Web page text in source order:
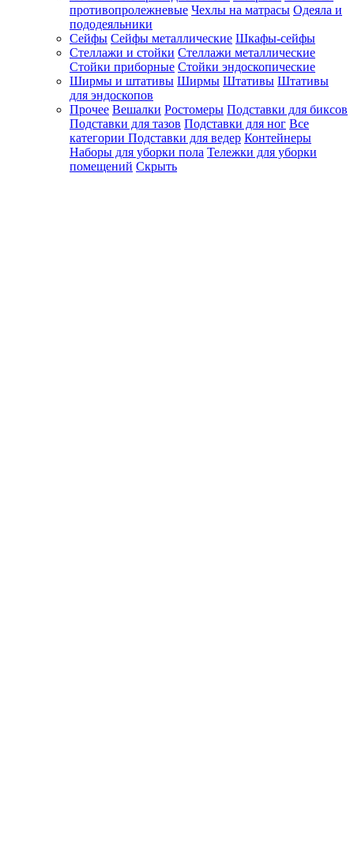
противопролежневые Чехлы на матрасы Одеяла и
пододеяльники
Сейфы Сейфы металлические Шкафы-сейфы
Стеллажи и стойки Стеллажи металлические
Стойки приборные Стойки эндоскопические
Ширмы и штативы Ширмы Штативы Штативы
для эндоскопов
Прочее Вешалки Ростомеры Подставки для биксов
Подставки для тазов Подставки для ног Все
категории Подставки для ведер Контейнеры
Наборы для уборки пола Тележки для уборки
помещений Скрыть